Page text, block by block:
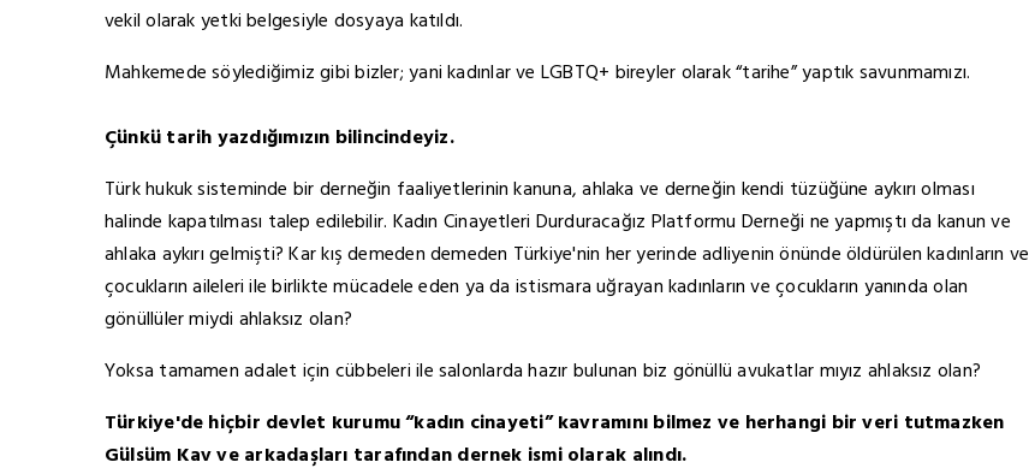
vekil olarak yetki belgesiyle dosyaya katıldı.
Mahkemede söylediğimiz gibi bizler; yani kadınlar ve LGBTQ+ bireyler olarak “tarihe” yaptık savunmamızı.
Çünkü tarih yazdığımızın bilincindeyiz.
Türk hukuk sisteminde bir derneğin faaliyetlerinin kanuna, ahlaka ve derneğin kendi tüzüğüne aykırı olması
halinde kapatılması talep edilebilir. Kadın Cinayetleri Durduracağız Platformu Derneği ne yapmıştı da kanun ve
ahlaka aykırı gelmişti? Kar kış demeden demeden Türkiye'nin her yerinde adliyenin önünde öldürülen kadınların ve
çocukların aileleri ile birlikte mücadele eden ya da istismara uğrayan kadınların ve çocukların yanında olan
gönüllüler miydi ahlaksız olan?
Yoksa tamamen adalet için cübbeleri ile salonlarda hazır bulunan biz gönüllü avukatlar mıyız ahlaksız olan?
Türkiye'de hiçbir devlet kurumu “kadın cinayeti” kavramını bilmez ve herhangi bir veri tutmazken
Gülsüm Kav ve arkadaşları tarafından dernek ismi olarak alındı.